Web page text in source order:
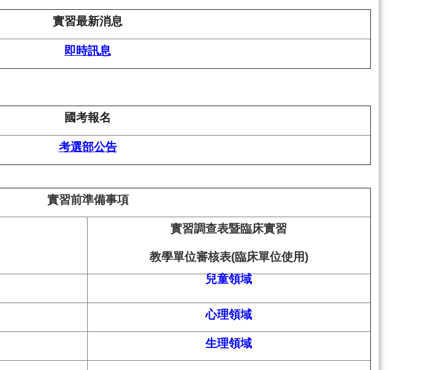
實習最新消息
即時訊息
國考報名
考選部公告
實習前準備事項
實習調查表暨臨床實習
教學單位審核表(臨床單位使用)
兒童領域
心理領域
生理領域